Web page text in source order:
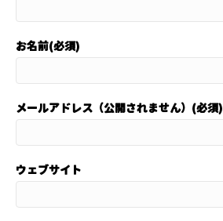
お名前(必須)
メールアドレス（公開されません）(必須)
ウェブサイト